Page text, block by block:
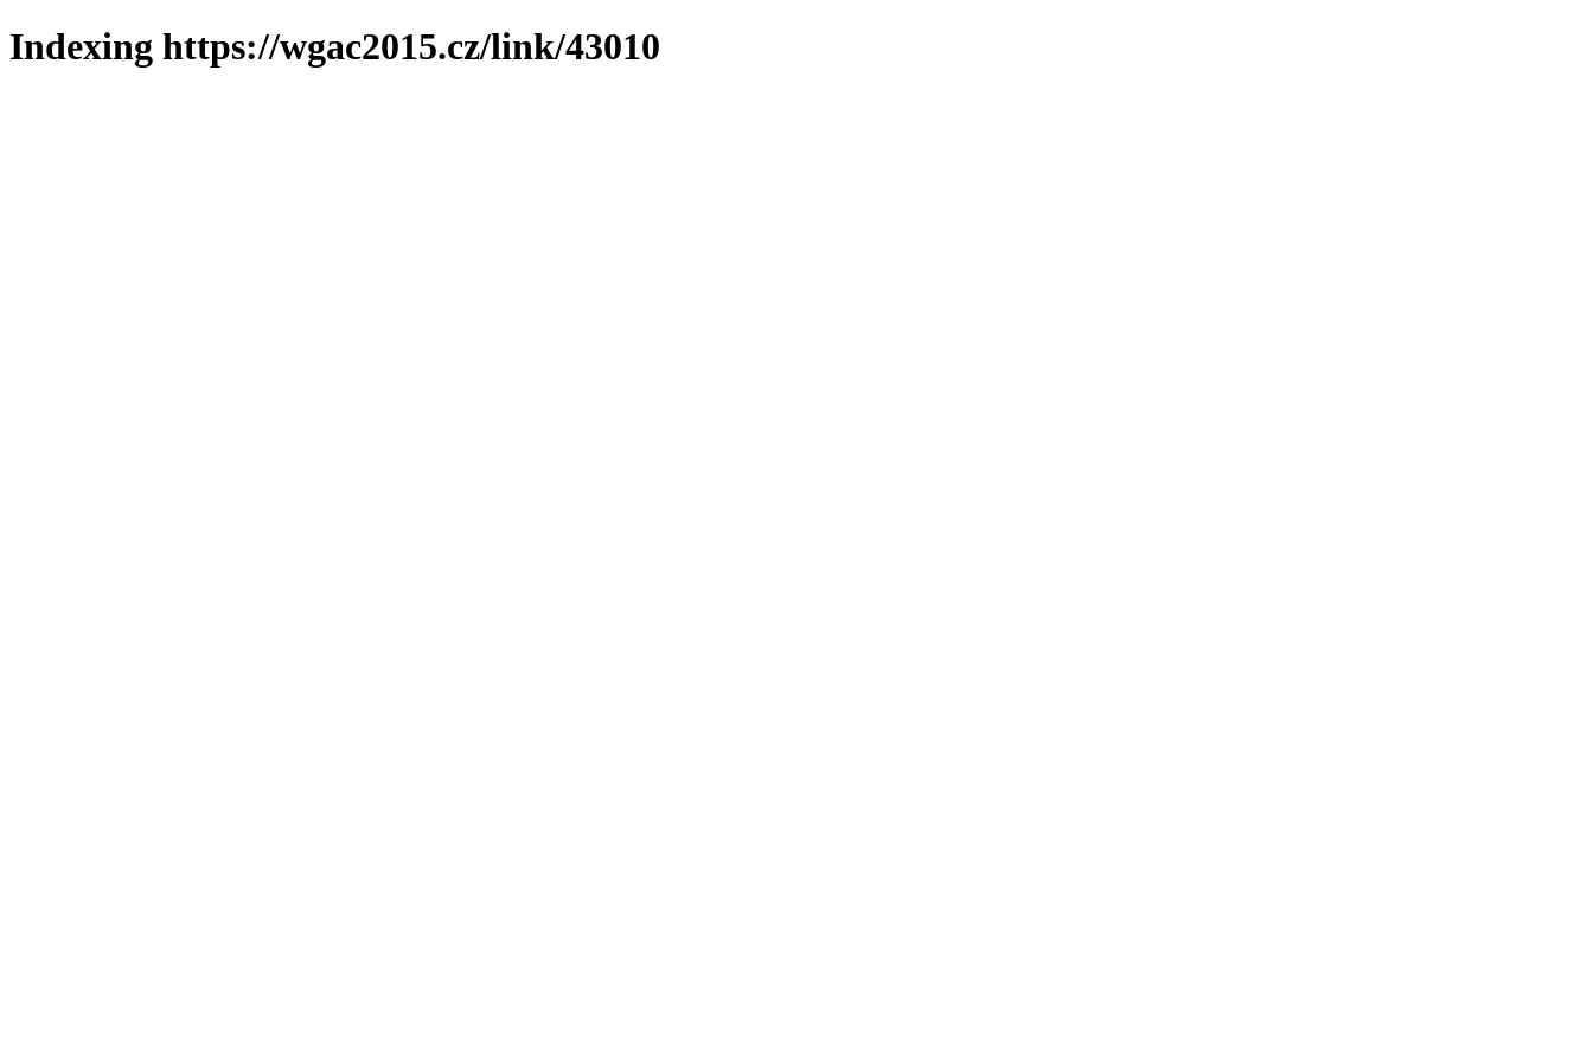
Indexing https://wgac2015.cz/link/43010